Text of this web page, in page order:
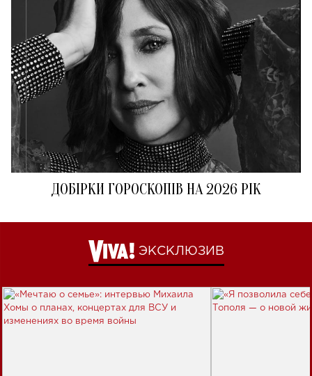
ДОБІРКИ ГОРОСКОПІВ НА 2026 РІК
ЭКСКЛЮЗИВ